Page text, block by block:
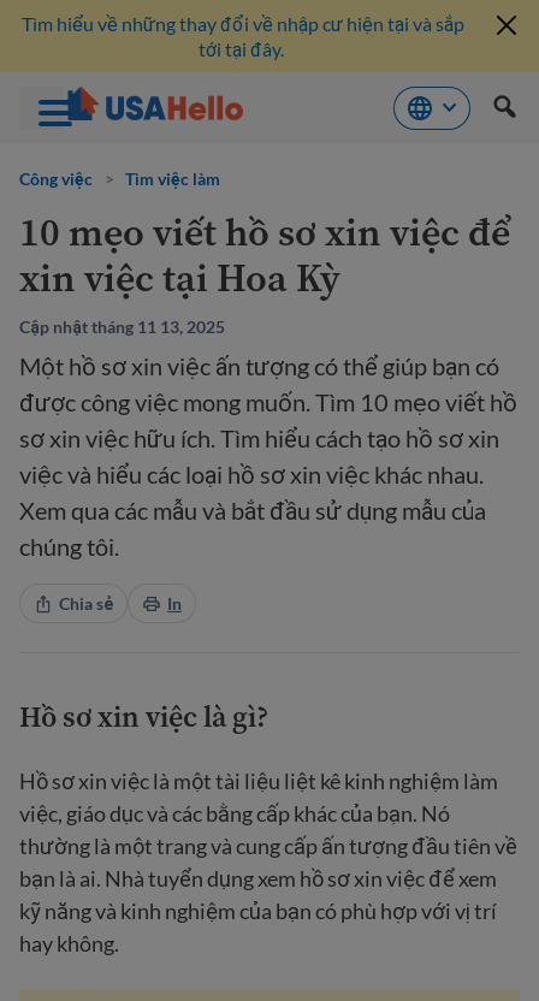
qua
dung
Tìm hiểu về những thay đổi về nhập cư hiện tại và sắp
tới tại đây.
Công việc > Tìm việc làm
10 mẹo viết hồ sơ xin việc để
xin việc tại Hoa Kỳ
Cập nhật tháng 11 13, 2025
Một hồ sơ xin việc ấn tượng có thể giúp bạn có
được công việc mong muốn. Tìm 10 mẹo viết hồ
sơ xin việc hữu ích. Tìm hiểu cách tạo hồ sơ xin
việc và hiểu các loại hồ sơ xin việc khác nhau.
Xem qua các mẫu và bắt đầu sử dụng mẫu của
chúng tôi.
Chia sẻ In
Hồ sơ xin việc là gì?
Hồ sơ xin việc là một tài liệu liệt kê kinh nghiệm làm
việc, giáo dục và các bằng cấp khác của bạn. Nó
thường là một trang và cung cấp ấn tượng đầu tiên về
bạn là ai. Nhà tuyển dụng xem hồ sơ xin việc để xem
kỹ năng và kinh nghiệm của bạn có phù hợp với vị trí
hay không.